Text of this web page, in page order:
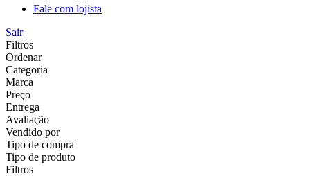
Fale com lojista
Sair
Filtros
Ordenar
Categoria
Marca
Preço
Entrega
Avaliação
Vendido por
Tipo de compra
Tipo de produto
Filtros